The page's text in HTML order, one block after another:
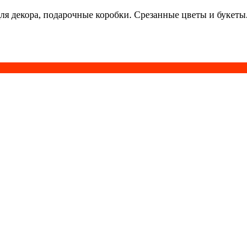
декора, подарочные коробки. Срезанные цветы и